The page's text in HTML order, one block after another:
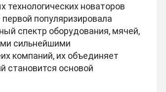
технологических новаторов
популяризировала
спектр оборудования, мячей,
сильнейшими
компаний, их объединяет
становится основой